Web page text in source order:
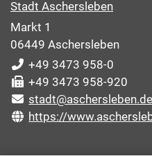
Stadt Aschersleben
Markt 1
06449 Aschersleben
+49 3473 958-0
+49 3473 958-920
stadt@aschersleben.de
https://